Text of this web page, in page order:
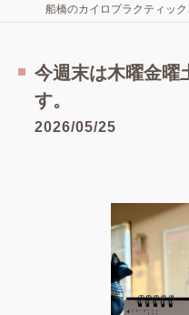
今週末は木曜金曜
す。
2026/05/25